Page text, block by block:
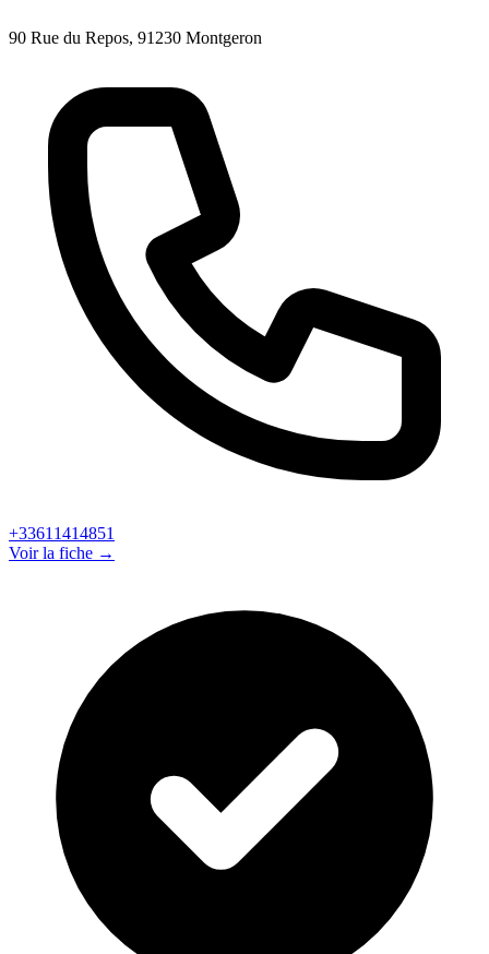
90 Rue du Repos, 91230 Montgeron
+33611414851
Voir la fiche →